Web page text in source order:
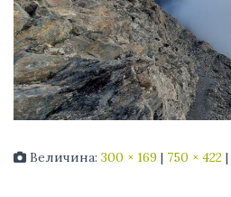
Величина: 300 × 169 | 750 × 422 |